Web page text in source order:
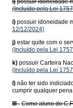
i) possuir idoneidade
(Incluído pela Lei
i) possuir idoneidade
12/12/2024)
j) estar quite com o
(Incluído pela Lei
k) possuir Carteira
(Incluído pela Lei
l) não ter sido
cumprir qualquer
III - Como aluno do